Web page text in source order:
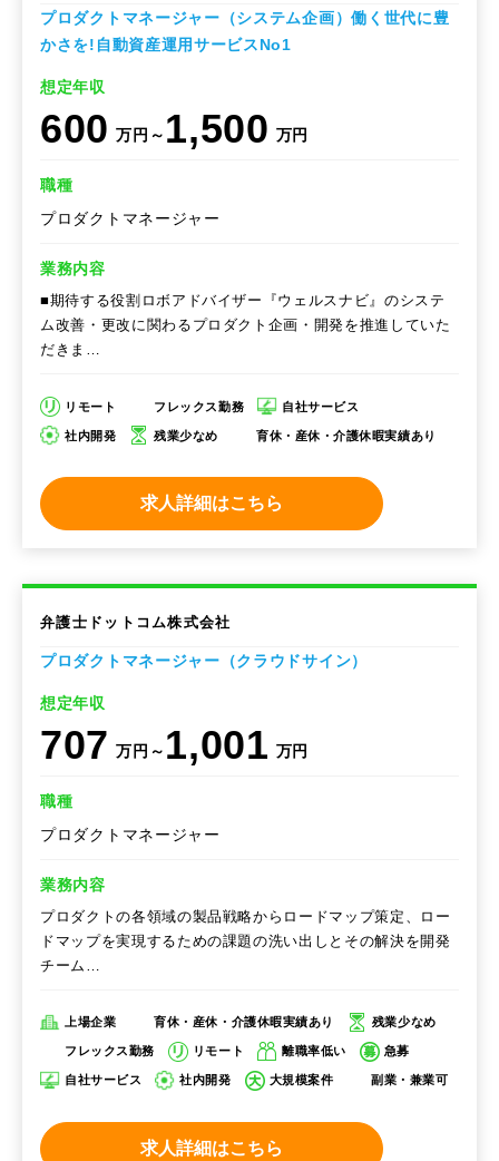
プロダクトマネージャー（システム企画）働く世代に豊
かさを!自動資産運用サービスNo1
想定年収
600 万円～ 1,500 万円
職種
プロダクトマネージャー
業務内容
■期待する役割ロボアドバイザー『ウェルスナビ』のシステ
ム改善・更改に関わるプロダクト企画・開発を推進していた
だきま…
リモート フレックス勤務 自社サービス
社内開発 残業少なめ 育休・産休・介護休暇実績あり
求人詳細はこちら
弁護士ドットコム株式会社
プロダクトマネージャー（クラウドサイン）
想定年収
707 万円～ 1,001 万円
職種
プロダクトマネージャー
業務内容
プロダクトの各領域の製品戦略からロードマップ策定、ロー
ドマップを実現するための課題の洗い出しとその解決を開発
チーム…
上場企業 育休・産休・介護休暇実績あり 残業少なめ
フレックス勤務 リモート 離職率低い 急募
自社サービス 社内開発 大規模案件 副業・兼業可
求人詳細はこちら